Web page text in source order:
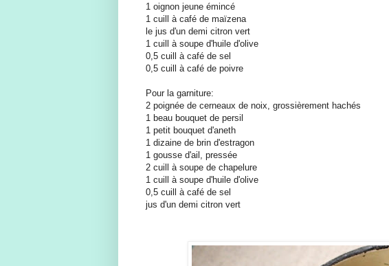
1 oignon jeune émincé
1 cuill à café de maïzena
le jus d'un demi citron vert
1 cuill à soupe d'huile d'olive
0,5 cuill à café de sel
0,5 cuill à café de poivre
Pour la garniture:
2 poignée de cerneaux de noix, grossièrement hachés
1 beau bouquet de persil
1 petit bouquet d'aneth
1 dizaine de brin d'estragon
1 gousse d'ail, pressée
2 cuill à soupe de chapelure
1 cuill à soupe d'huile d'olive
0,5 cuill à café de sel
jus d'un demi citron vert